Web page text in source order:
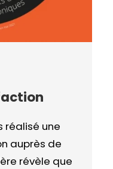
réalisé une
auprès de
révèle que